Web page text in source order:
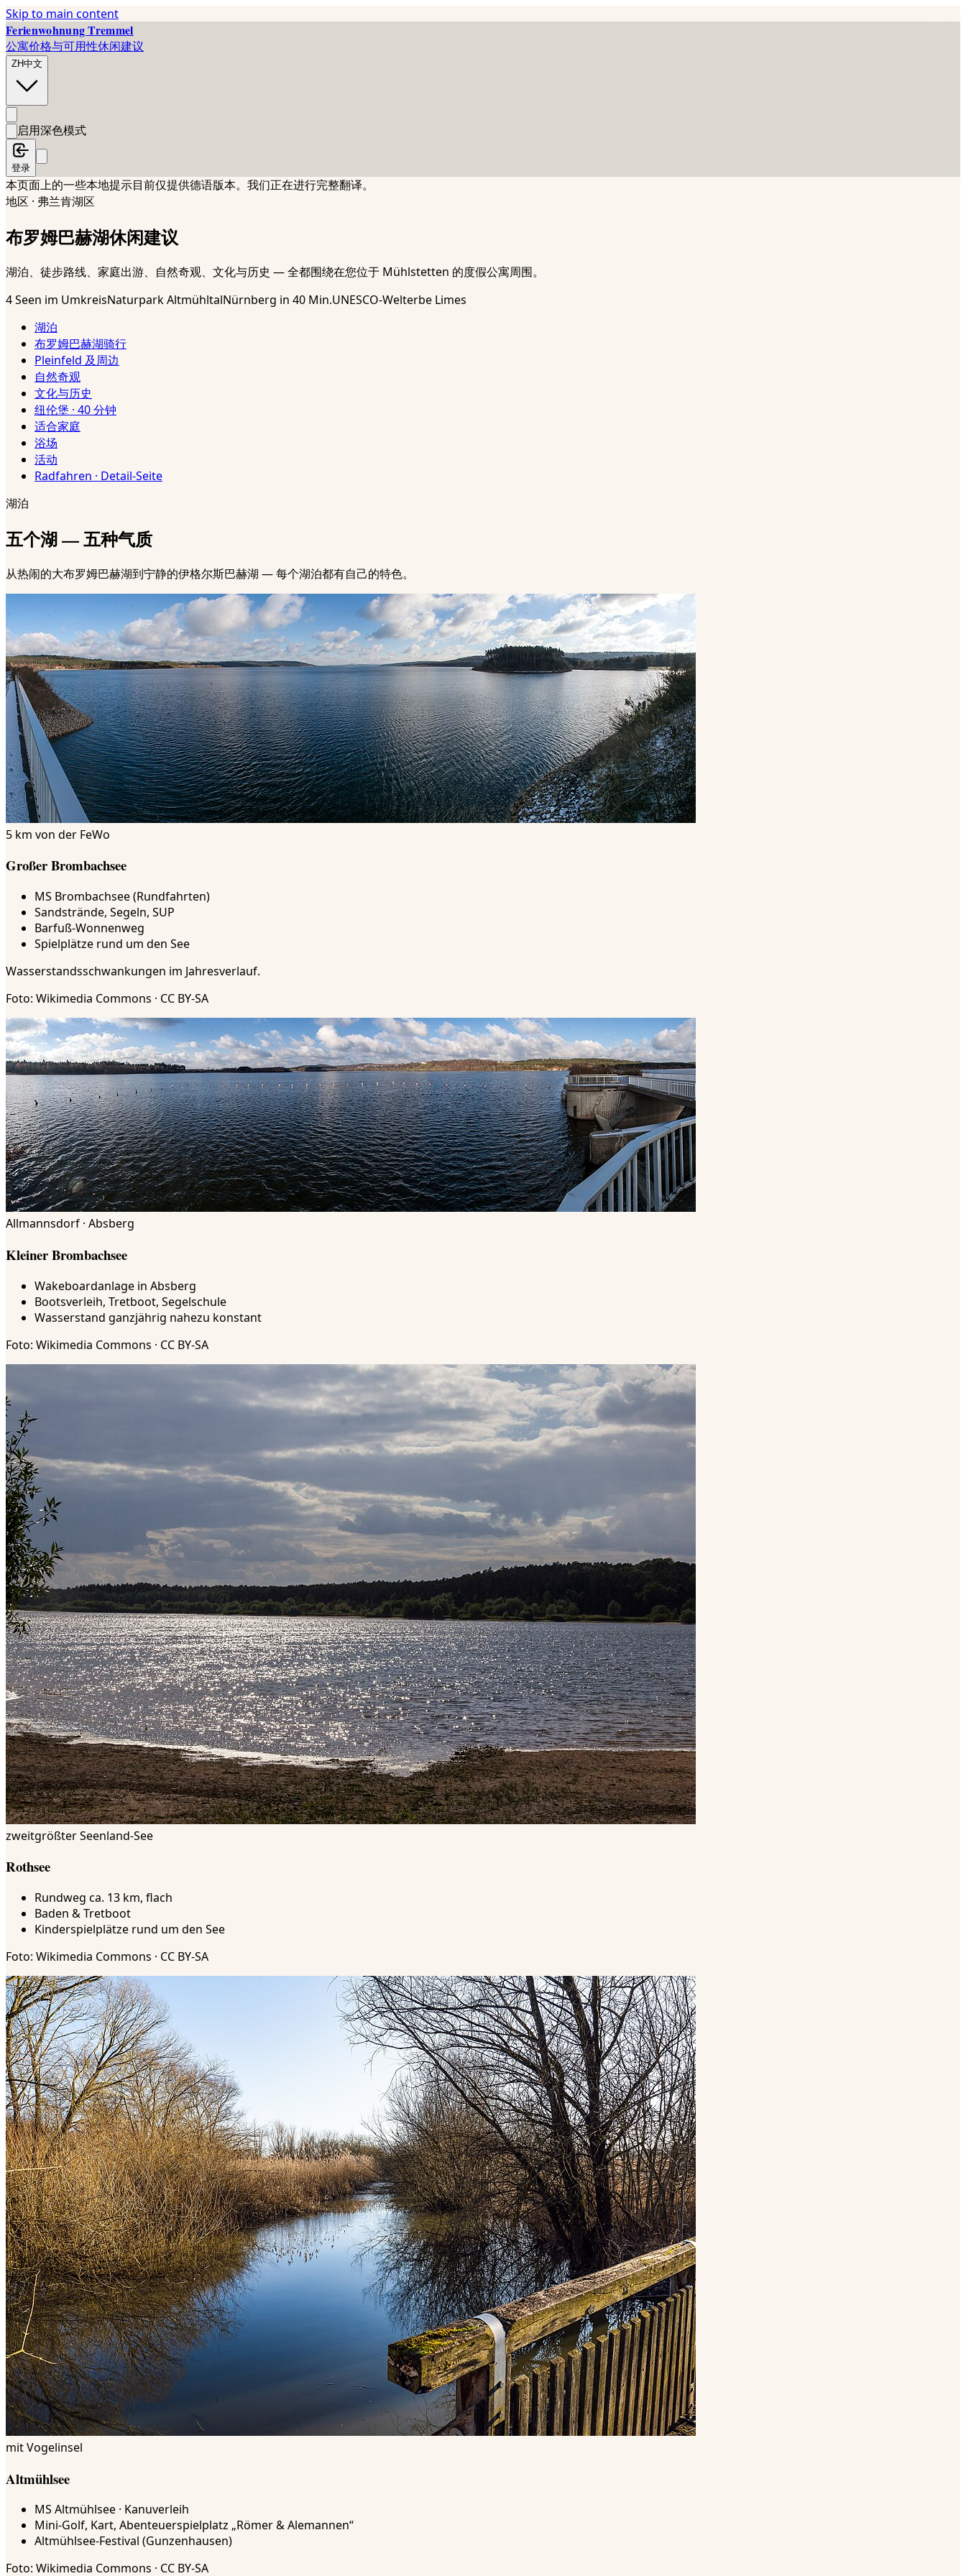
Skip to main content
Ferienwohnung Tremmel
公寓价格与可用性休闲建议
ZH中文
启用深色模式
登录
本页面上的一些本地提示目前仅提供德语版本。我们正在进行完整翻译。
地区 · 弗兰肯湖区
布罗姆巴赫湖休闲建议
湖泊、徒步路线、家庭出游、自然奇观、文化与历史 — 全都围绕在您位于 Mühlstetten 的度假公寓周围。
4 Seen im UmkreisNaturpark AltmühltalNürnberg in 40 Min.UNESCO-Welterbe Limes
湖泊
布罗姆巴赫湖骑行
Pleinfeld 及周边
自然奇观
文化与历史
纽伦堡 · 40 分钟
适合家庭
浴场
活动
Radfahren · Detail-Seite
湖泊
五个湖 — 五种气质
从热闹的大布罗姆巴赫湖到宁静的伊格尔斯巴赫湖 — 每个湖泊都有自己的特色。
5 km von der FeWo
Großer Brombachsee
MS Brombachsee (Rundfahrten)
Sandstrände, Segeln, SUP
Barfuß-Wonnenweg
Spielplätze rund um den See
Wasserstandsschwankungen im Jahresverlauf.
Foto: Wikimedia Commons · CC BY-SA
Allmannsdorf · Absberg
Kleiner Brombachsee
Wakeboardanlage in Absberg
Bootsverleih, Tretboot, Segelschule
Wasserstand ganzjährig nahezu konstant
Foto: Wikimedia Commons · CC BY-SA
zweitgrößter Seenland-See
Rothsee
Rundweg ca. 13 km, flach
Baden & Tretboot
Kinderspielplätze rund um den See
Foto: Wikimedia Commons · CC BY-SA
mit Vogelinsel
Altmühlsee
MS Altmühlsee · Kanuverleih
Mini-Golf, Kart, Abenteuerspielplatz „Römer & Alemannen“
Altmühlsee-Festival (Gunzenhausen)
Foto: Wikimedia Commons · CC BY-SA